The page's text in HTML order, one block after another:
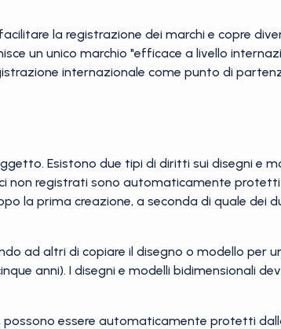
la registrazione dei marchi e copre
un unico marchio "efficace a livello
internazionale come punto di
Esistono due tipi di diritti sui disegni e
non registrati sono automaticamente
la prima creazione, a seconda di quale dei
ad altri di copiare il disegno o modello per
anni). I disegni e modelli bidimensionali
possono essere automaticamente protetti